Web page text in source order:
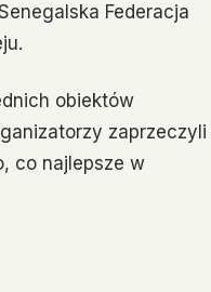
Federacja
obiektów
zaprzeczyli
co najlepsze w